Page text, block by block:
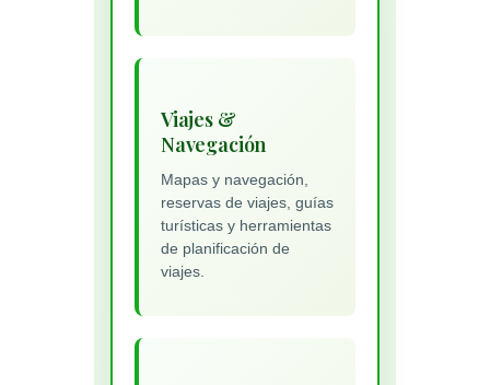
Viajes &
Navegación
Mapas y navegación,
reservas de viajes, guías
turísticas y herramientas
de planificación de
viajes.